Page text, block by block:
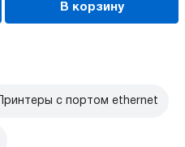
В корзину
Принтеры с портом ethernet